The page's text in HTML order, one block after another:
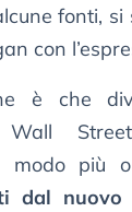
fonti,
con
è che
Wall
modo più
dal nuovo